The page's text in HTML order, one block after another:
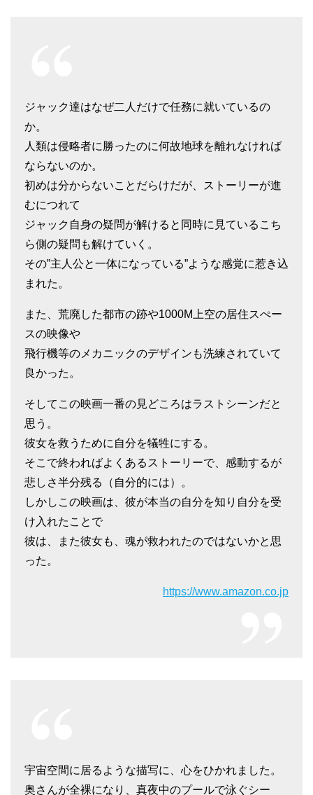
ジャック達はなぜ二人だけで任務に就いているの
か。
人類は侵略者に勝ったのに何故地球を離れなければ
ならないのか。
初めは分からないことだらけだが、ストーリーが進
むにつれて
ジャック自身の疑問が解けると同時に見ているこち
ら側の疑問も解けていく。
その”主人公と一体になっている”ような感覚に惹き込
まれた。
また、荒廃した都市の跡や1000M上空の居住スぺー
スの映像や
飛行機等のメカニックのデザインも洗練されていて
良かった。
そしてこの映画一番の見どころはラストシーンだと
思う。
彼女を救うために自分を犠牲にする。
そこで終わればよくあるストーリーで、感動するが
悲しさ半分残る（自分的には）。
しかしこの映画は、彼が本当の自分を知り自分を受
け入れたことで
彼は、また彼女も、魂が救われたのではないかと思
った。
https://www.amazon.co.jp
宇宙空間に居るような描写に、心をひかれました。
奥さんが全裸になり、真夜中のプールで泳ぐシー